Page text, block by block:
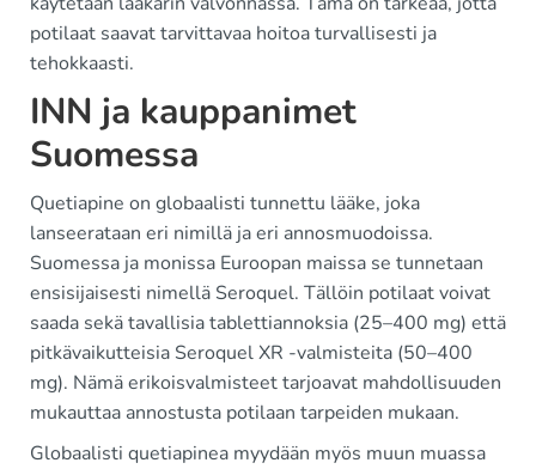
potilaat saavat tarvittavaa hoitoa turvallisesti ja
tehokkaasti.
INN ja kauppanimet
Suomessa
Quetiapine on globaalisti tunnettu lääke, joka
lanseerataan eri nimillä ja eri annosmuodoissa.
Suomessa ja monissa Euroopan maissa se tunnetaan
ensisijaisesti nimellä Seroquel. Tällöin potilaat voivat
saada sekä tavallisia tablettiannoksia (25–400 mg) että
pitkävaikutteisia Seroquel XR -valmisteita (50–400
mg). Nämä erikoisvalmisteet tarjoavat mahdollisuuden
mukauttaa annostusta potilaan tarpeiden mukaan.
Globaalisti quetiapinea myydään myös muun muassa